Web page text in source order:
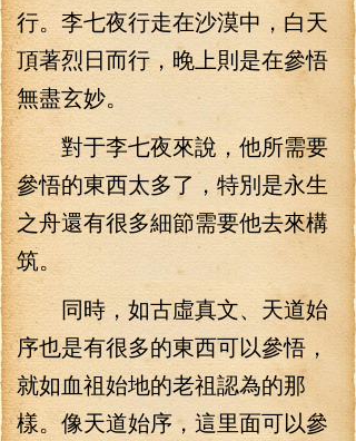
行。李七夜行走在沙漠中，白天
頂著烈日而行，晚上則是在參悟
無盡玄妙。
對于李七夜來說，他所需要
參悟的東西太多了，特別是永生
之舟還有很多細節需要他去來構
筑。
同時，如古虛真文、天道始
序也是有很多的東西可以參悟，
就如血祖始地的老祖認為的那
樣。像天道始序，這里面可以參